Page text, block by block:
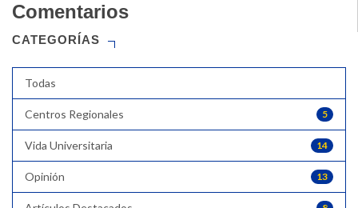
Comentarios
CATEGORÍAS
Todas
5
Centros Regionales
14
Vida Universitaria
13
Opinión